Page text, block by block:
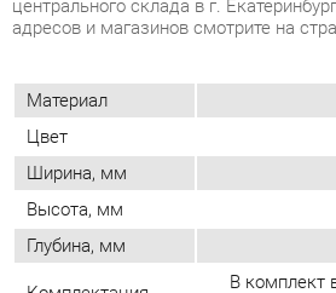
Ширина, мм
Глубина, мм
Комплектация
В комплект
фостер
Форма (тумбы и
комоды)
Наличие колес